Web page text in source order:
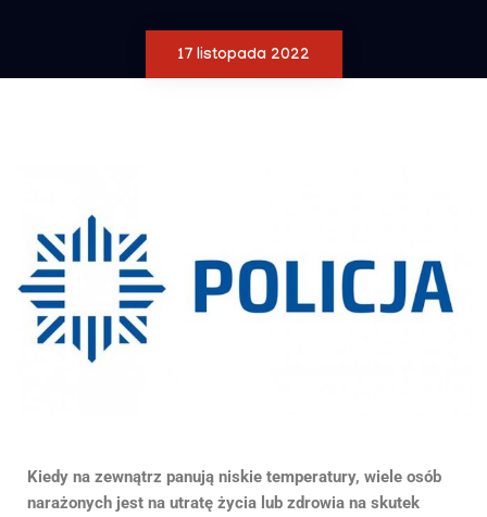
17 listopada 2022
Kiedy na zewnątrz panują niskie temperatury, wiele osób
narażonych jest na utratę życia lub zdrowia na skutek